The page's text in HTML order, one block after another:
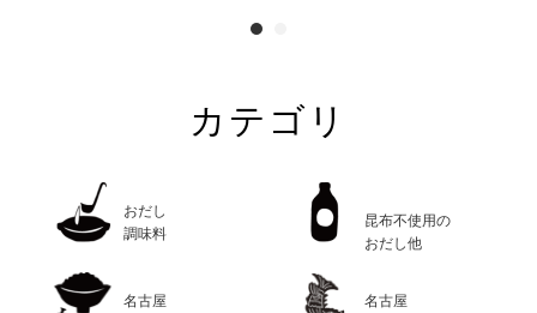
カテゴリ
おだし
調味料
昆布不使用の
おだし他
名古屋
名古屋